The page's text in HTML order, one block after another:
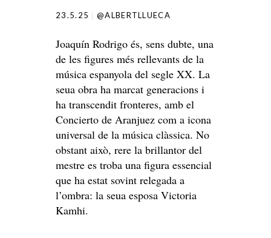
23.5.25 @ALBERTLLUECA
Joaquín Rodrigo és, sens dubte, una
de les figures més rellevants de la
música espanyola del segle XX. La
seua obra ha marcat generacions i
ha transcendit fronteres, amb el
Concierto de Aranjuez com a icona
universal de la música clàssica. No
obstant això, rere la brillantor del
mestre es troba una figura essencial
que ha estat sovint relegada a
l’ombra: la seua esposa Victoria
Kamhi.